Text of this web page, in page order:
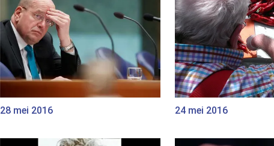
28 mei 2016 24 mei 2016